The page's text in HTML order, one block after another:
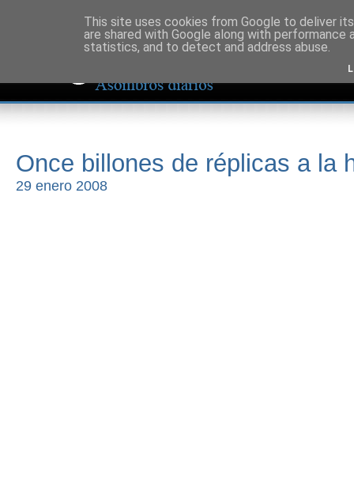
Once billones de réplicas a la
29 enero 2008
This site uses cookies from Google to deliver
are shared with Google along with
statistics, and to detect and address abuse.